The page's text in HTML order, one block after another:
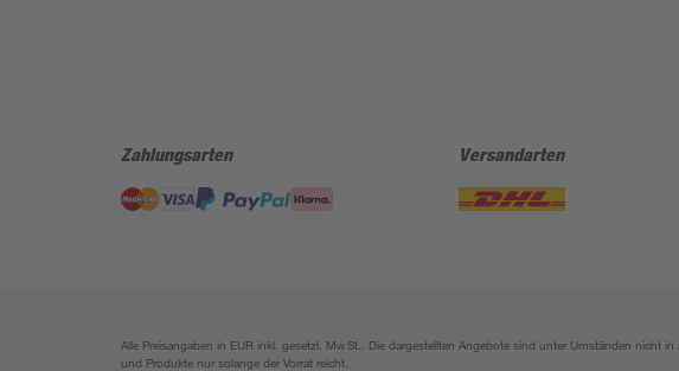
Zahlungsarten Versandarten
Alle Preisangaben in EUR inkl. gesetzl. MwSt.. Die dargestellten Angebote sind unter Umständen nicht
und Produkte nur solange der Vorrat reicht.